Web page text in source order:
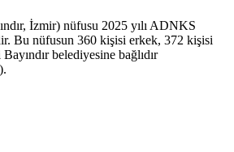
İzmir) nüfusu 2025 yılı ADNKS
Bu nüfusun 360 kişisi erkek, 372 kişisi
belediyesine bağlıdır